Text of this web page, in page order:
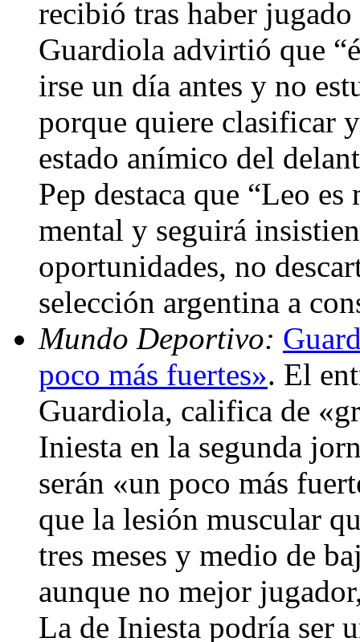
recibió tras haber
Guardiola advirtió que
irse un día antes y no
porque quiere clasificar
estado anímico del
Pep destaca que “Leo
mental y seguirá
oportunidades, no
selección argentina a
Mundo Deportivo:
poco más fuertes». El
Guardiola, califica de
Iniesta en la segunda
serán «un poco más
que la lesión muscular
tres meses y medio de
aunque no mejor
La de Iniesta podría ser